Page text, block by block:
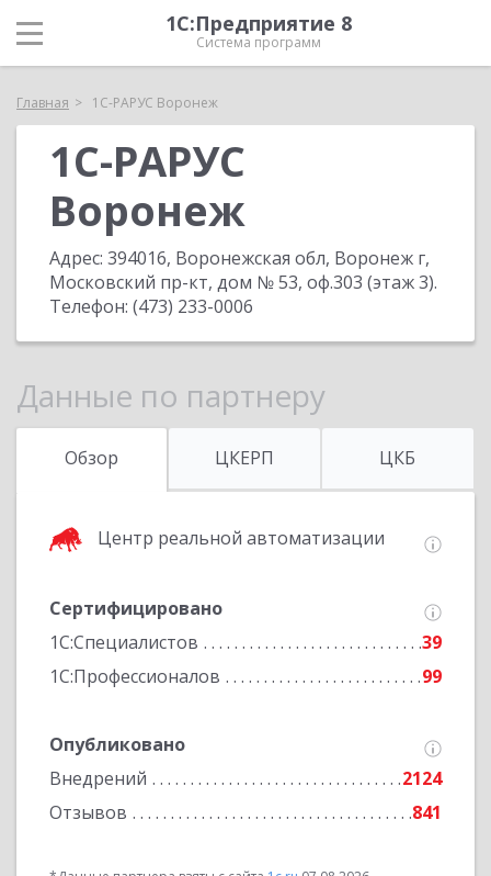
1С:Предприятие 8
Система программ
Главная 1С-РАРУС Воронеж
1С-РАРУС
Воронеж
Адрес: 394016, Воронежская обл, Воронеж г,
Московский пр-кт, дом № 53, оф.303 (этаж 3).
Телефон: (473) 233-0006
Данные по партнеру
Обзор ЦКЕРП ЦКБ
Центр реальной автоматизации
Сертифицировано
1С:Специалистов
39
1С:Профессионалов
99
Опубликовано
Внедрений
2124
Отзывов
841